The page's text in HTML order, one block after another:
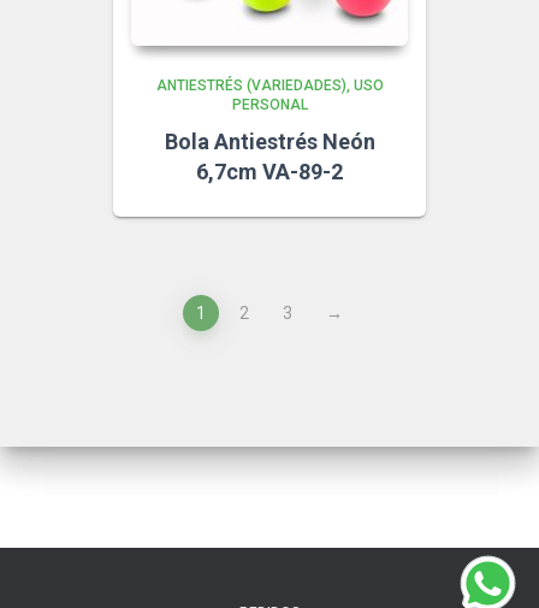
ANTIESTRÉS (VARIEDADES) USO
PERSONAL
Bola Antiestrés Neón
6,7cm VA-89-2
1 2 3 →